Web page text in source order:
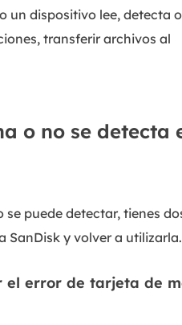
un dispositivo lee, detecta o
transferir archivos al
o no se detecta
puede detectar, tienes
SanDisk y volver a utilizarla.
el error de tarjeta de